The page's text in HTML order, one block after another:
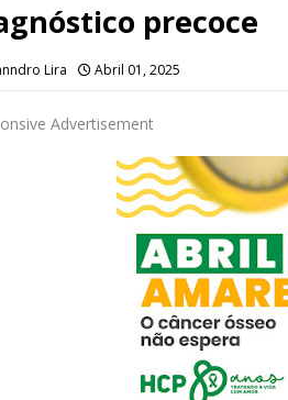
precoce
Lira Abril 01, 2025
Advertisement